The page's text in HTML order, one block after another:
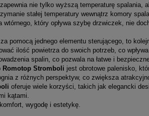
nie tylko wyższą temperaturę spalania,
stałej temperatury wewnątrz komory
który opływa szybę drzwiczek, nie
pomocą jednego elementu sterującego, to
ilość powietrza do swoich potrzeb, co
spalin, co pozwala na łatwe i
Romotop Stromboli jest obrotowe palenisko,
z różnych perspektyw, co zwiększa
oferuje wiele korzyści, takich jak elegancki
kątami.
wygodę i estetykę.